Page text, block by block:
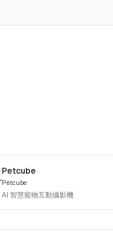
Petcube
Petcube
AI 智慧寵物互動攝影機